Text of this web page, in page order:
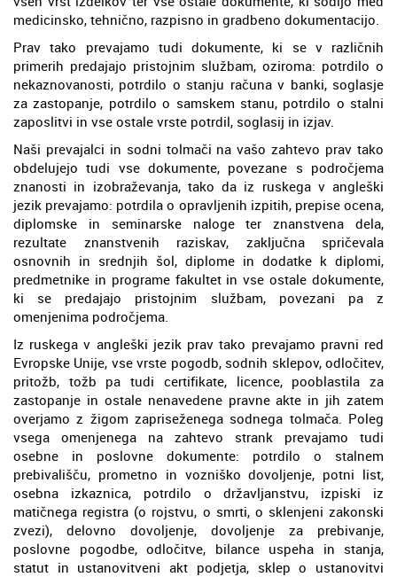
medicinsko, tehnično, razpisno in gradbeno dokumentacijo.
Prav tako prevajamo tudi dokumente, ki se v različnih
primerih predajajo pristojnim službam, oziroma: potrdilo o
nekaznovanosti, potrdilo o stanju računa v banki, soglasje
za zastopanje, potrdilo o samskem stanu, potrdilo o stalni
zaposlitvi in vse ostale vrste potrdil, soglasij in izjav.
Naši prevajalci in sodni tolmači na vašo zahtevo prav tako
obdelujejo tudi vse dokumente, povezane s področjema
znanosti in izobraževanja, tako da iz ruskega v angleški
jezik prevajamo: potrdila o opravljenih izpitih, prepise ocena,
diplomske in seminarske naloge ter znanstvena dela,
rezultate znanstvenih raziskav, zaključna spričevala
osnovnih in srednjih šol, diplome in dodatke k diplomi,
predmetnike in programe fakultet in vse ostale dokumente,
ki se predajajo pristojnim službam, povezani pa z
omenjenima področjema.
Iz ruskega v angleški jezik prav tako prevajamo pravni red
Evropske Unije, vse vrste pogodb, sodnih sklepov, odločitev,
pritožb, tožb pa tudi certifikate, licence, pooblastila za
zastopanje in ostale nenavedene pravne akte in jih zatem
overjamo z žigom zapriseženega sodnega tolmača. Poleg
vsega omenjenega na zahtevo strank prevajamo tudi
osebne in poslovne dokumente: potrdilo o stalnem
prebivališču, prometno in vozniško dovoljenje, potni list,
osebna izkaznica, potrdilo o državljanstvu, izpiski iz
matičnega registra (o rojstvu, o smrti, o sklenjeni zakonski
zvezi), delovno dovoljenje, dovoljenje za prebivanje,
poslovne pogodbe, odločitve, bilance uspeha in stanja,
statut in ustanovitveni akt podjetja, sklep o ustanovitvi